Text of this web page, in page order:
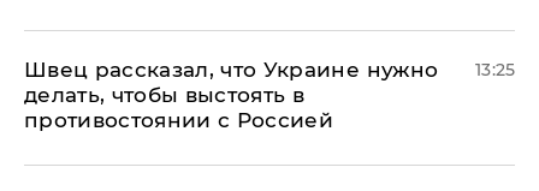
Швец рассказал, что Украине нужно
делать, чтобы выстоять в
противостоянии с Россией
13:25